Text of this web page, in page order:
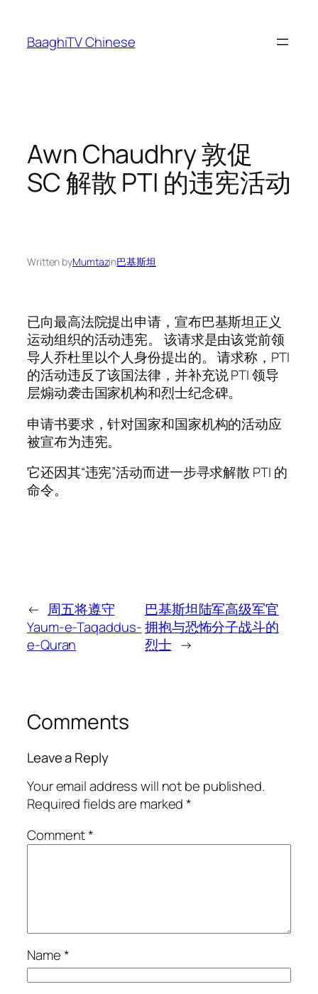
content
BaaghiTV Chinese
Awn Chaudhry 敦促
SC 解散 PTI 的违宪活动
Written byMumtazin巴基斯坦
已向最高法院提出申请，宣布巴基斯坦正义
运动组织的活动违宪。 该请求是由该党前领
导人乔杜里以个人身份提出的。 请求称，PTI
的活动违反了该国法律，并补充说 PTI 领导
层煽动袭击国家机构和烈士纪念碑。
申请书要求，针对国家和国家机构的活动应
被宣布为违宪。
它还因其“违宪”活动而进一步寻求解散 PTI 的
命令。
← 周五将遵守
Yaum-e-Taqaddus-
e-Quran
巴基斯坦陆军高级军官
拥抱与恐怖分子战斗的
烈士 →
Comments
Leave a Reply
Your email address will not be published.
Required fields are marked*
Comment*
Name*